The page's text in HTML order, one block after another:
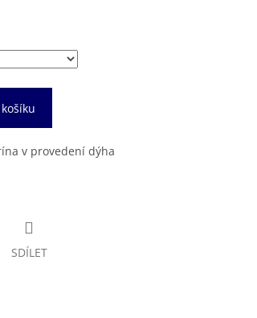
v provedení dýha
SDÍLET